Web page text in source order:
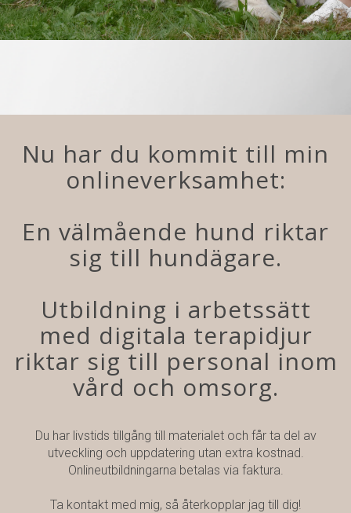
Nu har du kommit till min
onlineverksamhet:
En välmående hund riktar
sig till hundägare.
Utbildning i arbetssätt
med digitala terapidjur
riktar sig till personal inom
vård och omsorg.
Du har livstids tillgång till materialet och får ta del av
utveckling och uppdatering utan extra kostnad.
Onlineutbildningarna betalas via faktura.
Ta kontakt med mig, så återkopplar jag till dig!